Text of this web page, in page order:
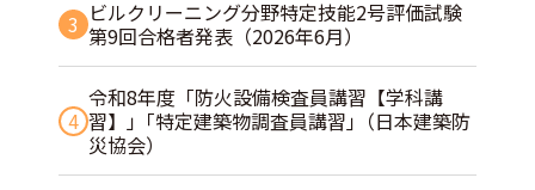
3 ビルクリーニング分野特定技能2号評価試験
第9回合格者発表（2026年6月）
4
令和8年度「防火設備検査員講習【学科講
習】」｢特定建築物調査員講習｣（日本建築防
災協会）